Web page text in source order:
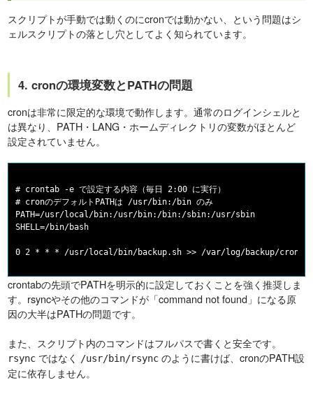
スクリプトが手動では動くのにcronでは動かない、という問題はシ
ェルスクリプトの落とし穴としてよく知られています。
4. cronの環境変数とPATHの問題
cronは非常に限定的な環境で動作します。通常のログインシェルと
は異なり、PATH・LANG・ホームディレクトリの変数がほとんど
設定されていません。
# crontab -e で設定する内容（毎日 2:00 に実行）
# cronのデフォルトPATHは /usr/bin:/bin のみ
PATH=/usr/local/bin:/usr/bin:/bin:/sbin:/usr/sbin
SHELL=/bin/bash
crontabの先頭でPATHを明示的に設定しておくことを強く推奨しま
す。rsyncやその他のコマンドが「command not found」になる原
因の大半はPATHの問題です。
また、スクリプト内のコマンドはフルパスで書くと安全です。
rsync ではなく /usr/bin/rsync のように書けば、cronのPATH設
定に依存しません。